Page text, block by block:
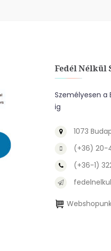
Fedél Nélkül
Személyesen a
ig
1073
(+36) 20-
(+36-1)